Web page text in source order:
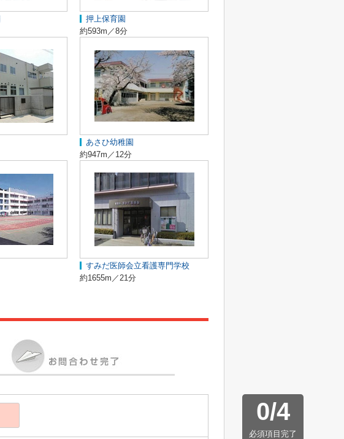
押上保育園
約593m／8分
あさひ幼稚園
約947m／12分
すみだ医師会立看護専門学校
約1655m／21分
0/4
必須項目完了